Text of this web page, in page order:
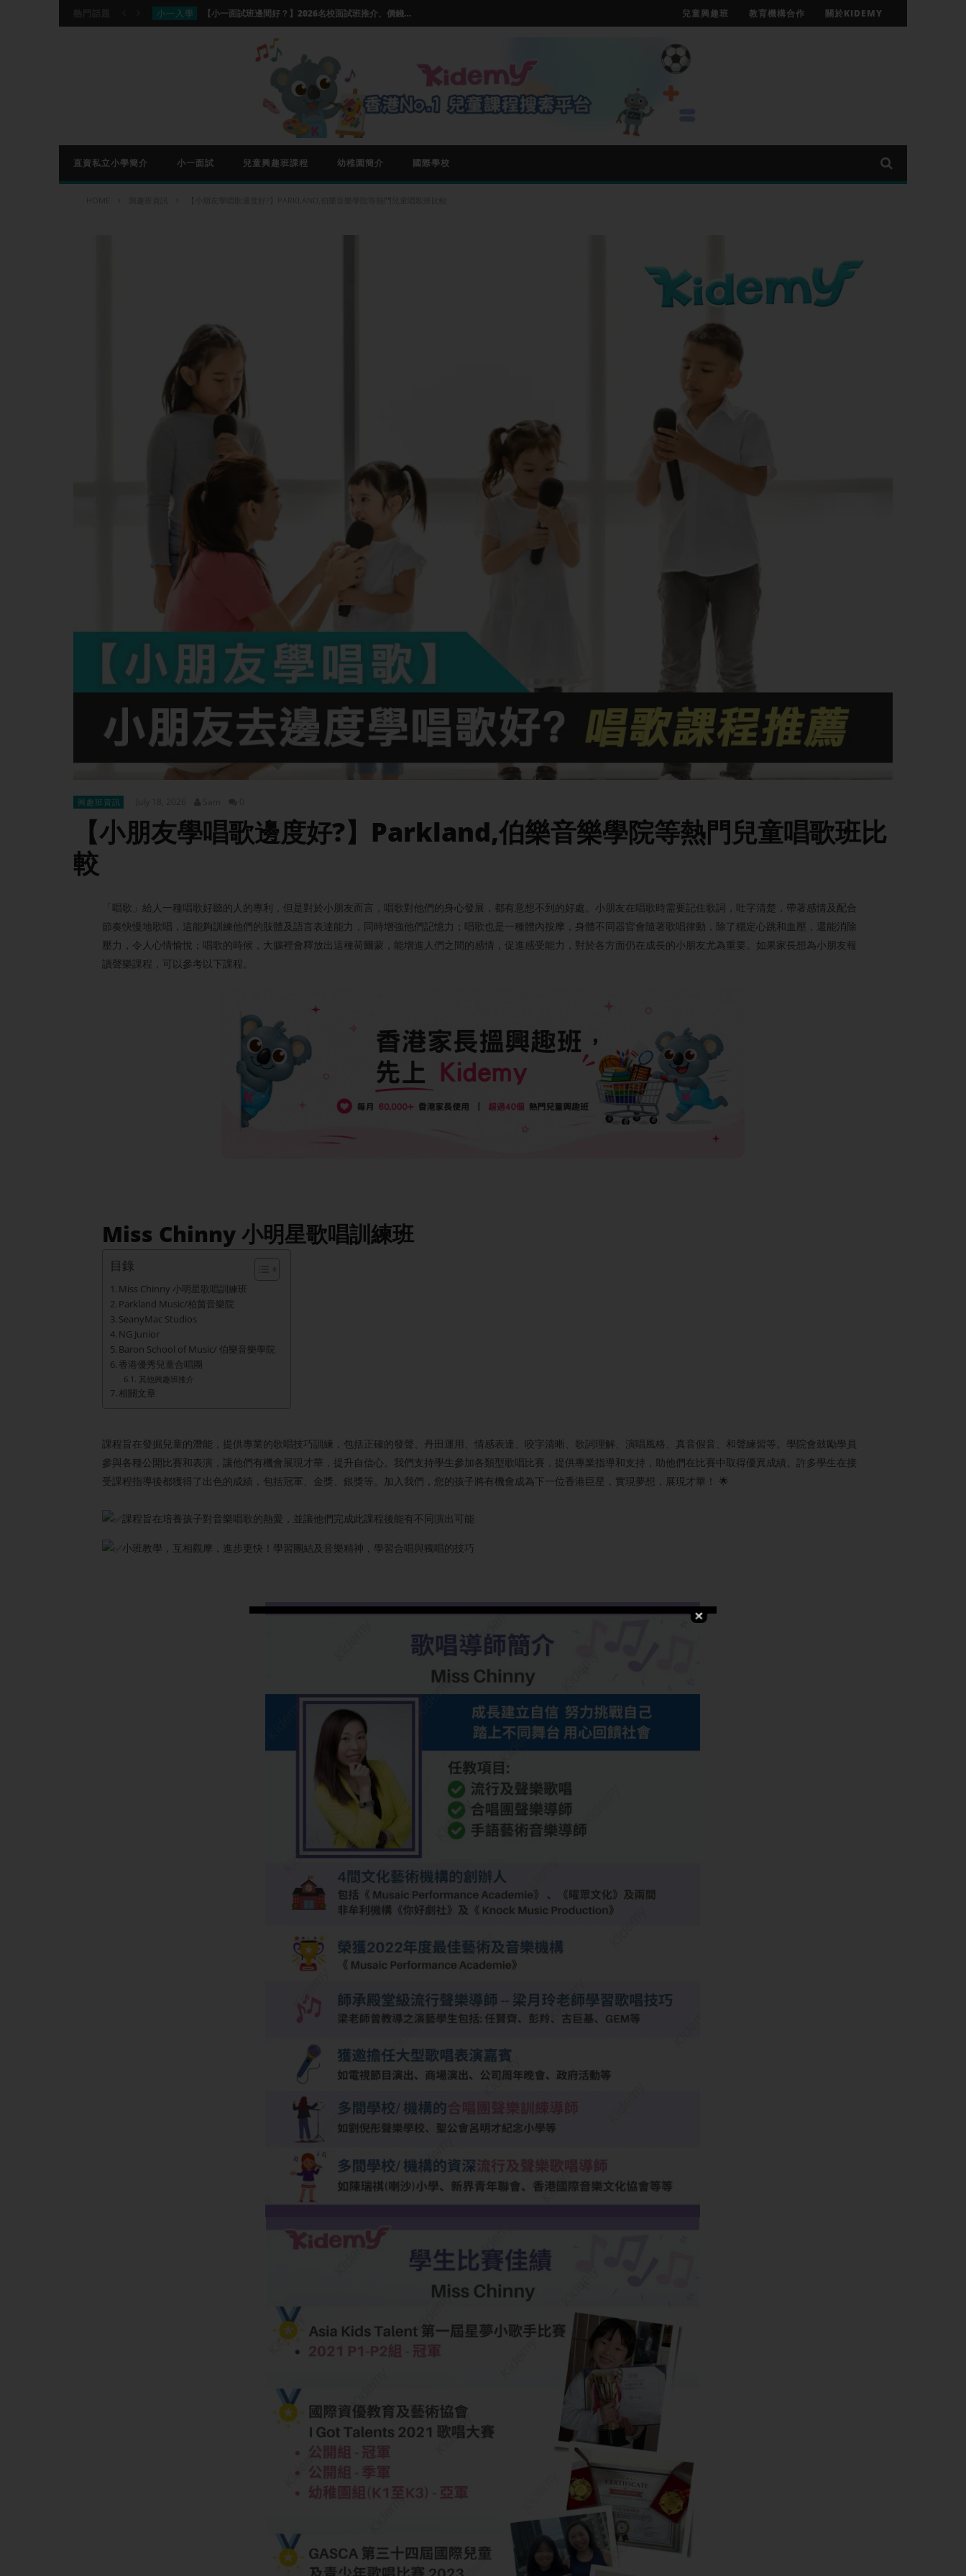
小一入學 【小一面試班邊間好？】2026名校面試班推介、價錢及師資比較
分離班適合你的家庭嗎？香港分離班推薦及選擇指南
【國際象棋課程推介】Chess的基本玩法和入門技巧
【小朋友學唱歌邊度好?】Parkland,伯樂音樂學院等熱門兒童唱歌班比較
兒童興趣班 教育機構合作 關於KIDEMY
直資私立小學簡介 小一面試 兒童興趣班課程 幼稚園簡介 國際學校
興趣班資訊
【小朋友學唱歌邊度好?】Parkland,伯樂音樂學院等熱門兒童唱歌班比
較
「唱歌」給人一種唱歌好聽的人的專利，但是對於小朋友而言，唱歌對他們的身心發展，都有意想不到的好處。小朋友在唱歌時需要記住歌詞，吐字清楚，帶著感情及配合
節奏快慢地歌唱，這能夠訓練他們的肢體及語言表達能力，同時增強他們記憶力；唱歌也是一種體內按摩，身體不同器官會隨著歌唱律動，除了穩定心跳和血壓，還能消除
壓力，令人心情愉悅；唱歌的時候，大腦裡會釋放出這種荷爾蒙，能增進人們之間的感情，促進感受能力，對於各方面仍在成長的小朋友尤為重要。如果家長想為小朋友報
讀聲樂課程，可以參考以下課程。
Miss Chinny 小明星歌唱訓練班
目錄
Miss Chinny 小明星歌唱訓練班
Parkland Music/柏茵音樂院
SeanyMac Studios
NG Junior
Baron School of Music/ 伯樂音樂學院
香港優秀兒童合唱團
其他興趣班推介
相關文章
課程旨在發掘兒童的潛能，提供專業的歌唱技巧訓練，包括正確的發聲、丹田運用、情感表達、咬字清晰、歌詞理解、演唱風格、真音假音、和聲練習等。學院會鼓勵學員
參與各種公開比賽和表演，讓他們有機會展現才華，提升自信心。我們支持學生參加各類型歌唱比賽，提供專業指導和支持，助他們在比賽中取得優異成績。許多學生在接
受課程指導後都獲得了出色的成績，包括冠軍、金獎、銀獎等。加入我們，您的孩子將有機會成為下一位香港巨星，實現夢想，展現才華！ 🌟
課程旨在培養孩子對音樂唱歌的熱愛，並讓他們完成此課程後能有不同演出可能
小班教學，互相觀摩，進步更快！學習團結及音樂精神，學習合唱與獨唱的技巧